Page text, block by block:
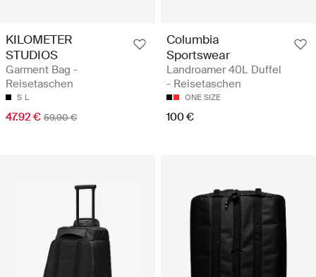
KILOMETER
STUDIOS
Garment Bag -
Reisetaschen
S L
47.92 € 59.90 €
Columbia
Sportswear
Landroamer 40L Duffel
- Reisetaschen
ONE SIZE
100 €